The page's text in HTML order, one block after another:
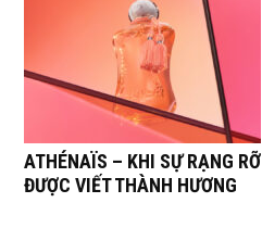
ATHÉNAÏS – KHI SỰ RẠNG RỠ
ĐƯỢC VIẾT THÀNH HƯƠNG